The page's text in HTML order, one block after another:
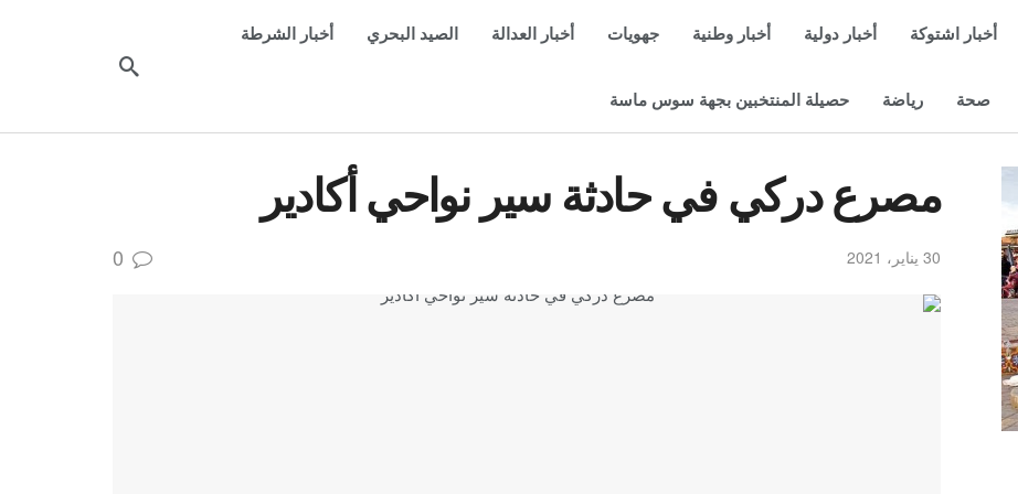
أخبار اشتوكة أخبار دولية أخبار وطنية جهويات أخبار العدالة الصيد البحري أخبار الشرطة
صحة رياضة حصيلة المنتخبين بجهة سوس ماسة
مصرع دركي في حادثة سير نواحي أكادير
30 يناير، 2021 0